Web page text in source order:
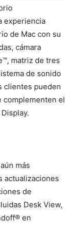
experiencia
de Mac con su
cámara
matriz de tres
de sonido
clientes pueden
complementen el
más
actualizaciones
de
Desk View,
en